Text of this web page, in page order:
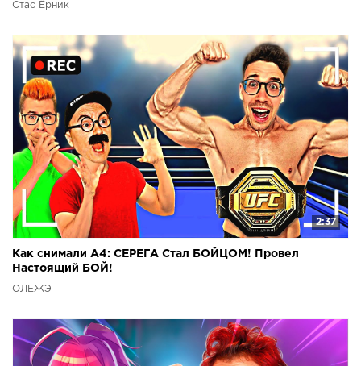
Стас Ёрник
2:37
Как снимали А4: СЕРЕГА Стал БОЙЦОМ! Провел
Настоящий БОЙ!
ОЛЕЖЭ